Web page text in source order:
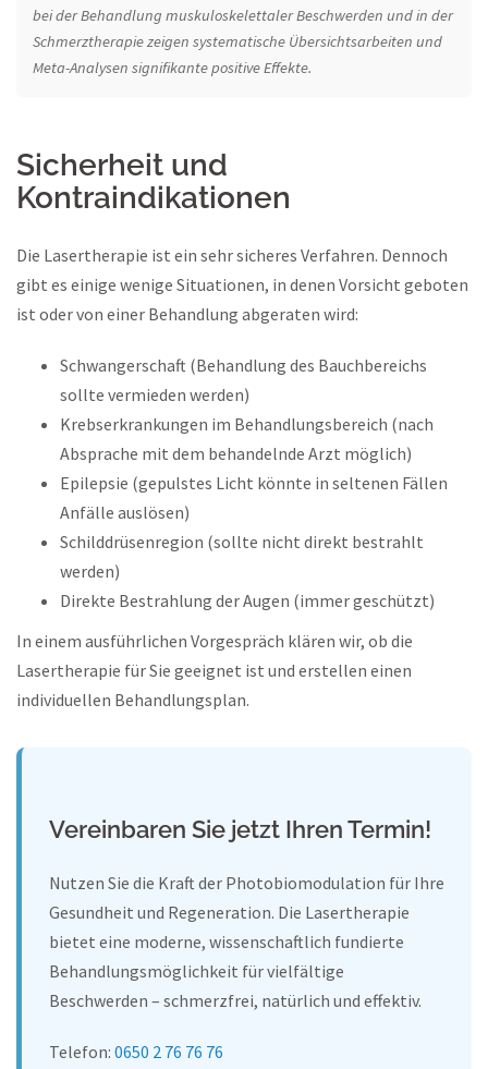
bei der Behandlung muskuloskelettaler Beschwerden und in der
Schmerztherapie zeigen systematische Übersichtsarbeiten und
Meta-Analysen signifikante positive Effekte.
Sicherheit und
Kontraindikationen
Die Lasertherapie ist ein sehr sicheres Verfahren. Dennoch
gibt es einige wenige Situationen, in denen Vorsicht geboten
ist oder von einer Behandlung abgeraten wird:
Schwangerschaft (Behandlung des Bauchbereichs
sollte vermieden werden)
Krebserkrankungen im Behandlungsbereich (nach
Absprache mit dem behandelnde Arzt möglich)
Epilepsie (gepulstes Licht könnte in seltenen Fällen
Anfälle auslösen)
Schilddrüsenregion (sollte nicht direkt bestrahlt
werden)
Direkte Bestrahlung der Augen (immer geschützt)
In einem ausführlichen Vorgespräch klären wir, ob die
Lasertherapie für Sie geeignet ist und erstellen einen
individuellen Behandlungsplan.
Vereinbaren Sie jetzt Ihren Termin!
Nutzen Sie die Kraft der Photobiomodulation für Ihre
Gesundheit und Regeneration. Die Lasertherapie
bietet eine moderne, wissenschaftlich fundierte
Behandlungsmöglichkeit für vielfältige
Beschwerden – schmerzfrei, natürlich und effektiv.
Telefon: 0650 2 76 76 76